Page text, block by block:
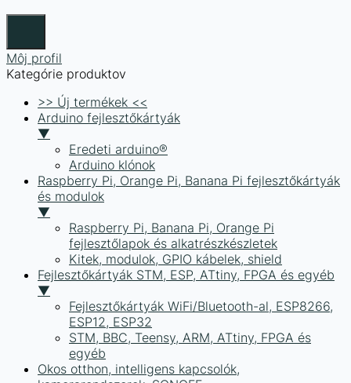
Môj profil
Kategórie produktov
>> Új termékek <<
Arduino fejlesztőkártyák
▼
Eredeti arduino®
Arduino klónok
Raspberry Pi, Orange Pi, Banana Pi fejlesztőkártyák
és modulok
▼
Raspberry Pi, Banana Pi, Orange Pi
fejlesztőlapok és alkatrészkészletek
Kitek, modulok, GPIO kábelek, shield
Fejlesztőkártyák STM, ESP, ATtiny, FPGA és egyéb
▼
Fejlesztőkártyák WiFi/Bluetooth-al, ESP8266,
ESP12, ESP32
STM, BBC, Teensy, ARM, ATtiny, FPGA és
egyéb
Okos otthon, intelligens kapcsolók,